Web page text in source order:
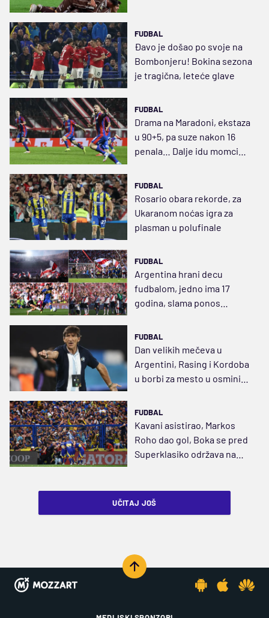
FUDBAL
Đavo je došao po svoje na
Bombonjeru! Bokina sezona
je tragična, leteće glave
FUDBAL
Drama na Maradoni, ekstaza
u 90+5, pa suze nakon 16
penala… Dalje idu momci
FUDBAL
Rosario obara rekorde, za
Ukaranom noćas igra za
plasman u polufinale
FUDBAL
Argentina hrani decu
fudbalom, jedno ima 17
godina, slama ponos
Evropu
FUDBAL
Dan velikih mečeva u
Argentini, Rasing i Kordoba
u borbi za mesto u osmini
FUDBAL
Kavani asistirao, Markos
Roho dao gol, Boka se pred
Superklasiko održava na
UČITAJ JOŠ